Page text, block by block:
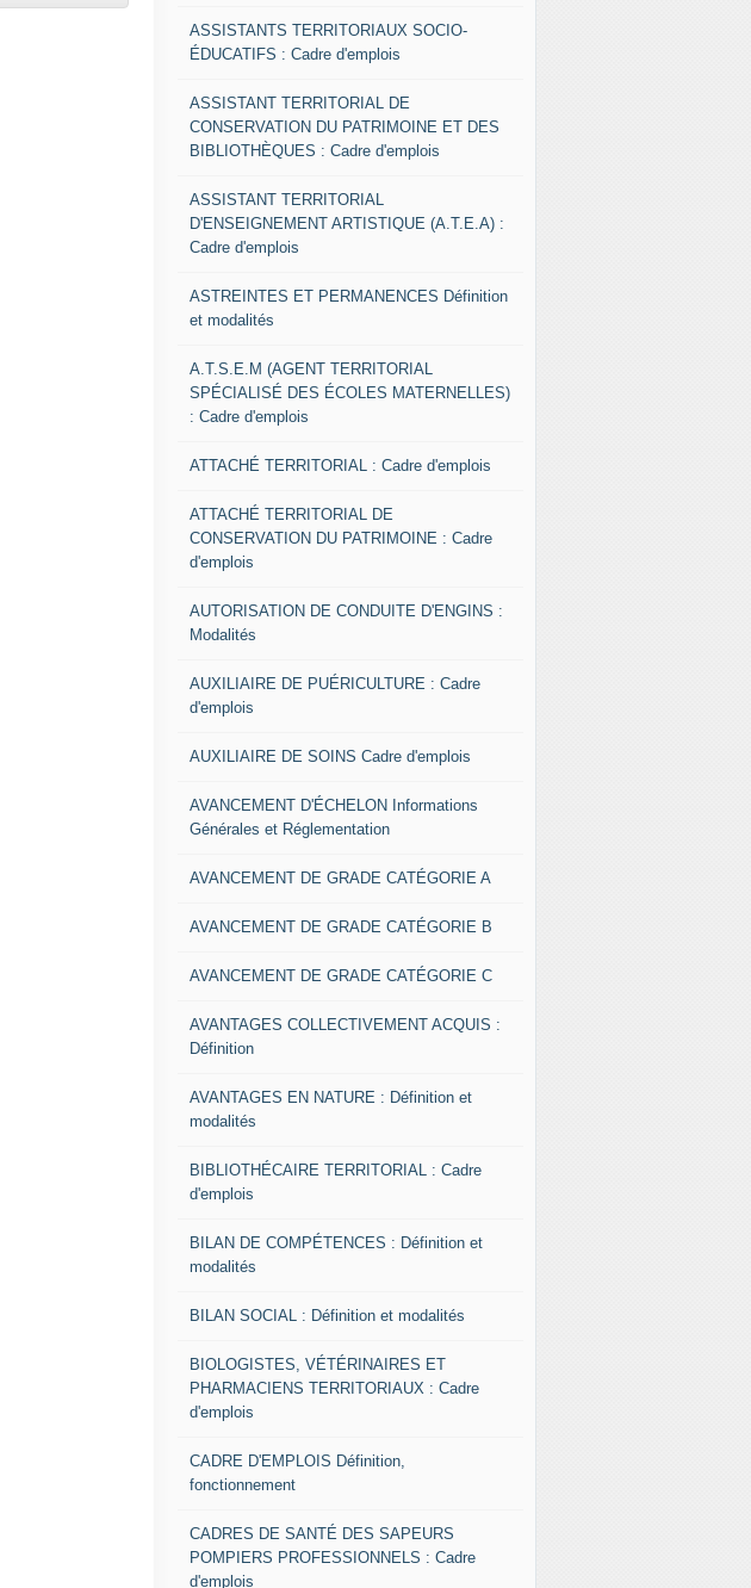
ASSISTANTS TERRITORIAUX SOCIO-
ÉDUCATIFS : Cadre d'emplois
ASSISTANT TERRITORIAL DE
CONSERVATION DU PATRIMOINE ET DES
BIBLIOTHÈQUES : Cadre d'emplois
ASSISTANT TERRITORIAL
D'ENSEIGNEMENT ARTISTIQUE (A.T.E.A) :
Cadre d'emplois
ASTREINTES ET PERMANENCES Définition
et modalités
A.T.S.E.M (AGENT TERRITORIAL
SPÉCIALISÉ DES ÉCOLES MATERNELLES)
: Cadre d'emplois
ATTACHÉ TERRITORIAL : Cadre d'emplois
ATTACHÉ TERRITORIAL DE
CONSERVATION DU PATRIMOINE : Cadre
d'emplois
AUTORISATION DE CONDUITE D'ENGINS :
Modalités
AUXILIAIRE DE PUÉRICULTURE : Cadre
d'emplois
AUXILIAIRE DE SOINS Cadre d'emplois
AVANCEMENT D'ÉCHELON Informations
Générales et Réglementation
AVANCEMENT DE GRADE CATÉGORIE A
AVANCEMENT DE GRADE CATÉGORIE B
AVANCEMENT DE GRADE CATÉGORIE C
AVANTAGES COLLECTIVEMENT ACQUIS :
Définition
AVANTAGES EN NATURE : Définition et
modalités
BIBLIOTHÉCAIRE TERRITORIAL : Cadre
d'emplois
BILAN DE COMPÉTENCES : Définition et
modalités
BILAN SOCIAL : Définition et modalités
BIOLOGISTES, VÉTÉRINAIRES ET
PHARMACIENS TERRITORIAUX : Cadre
d'emplois
CADRE D'EMPLOIS Définition,
fonctionnement
CADRES DE SANTÉ DES SAPEURS
POMPIERS PROFESSIONNELS : Cadre
d'emplois